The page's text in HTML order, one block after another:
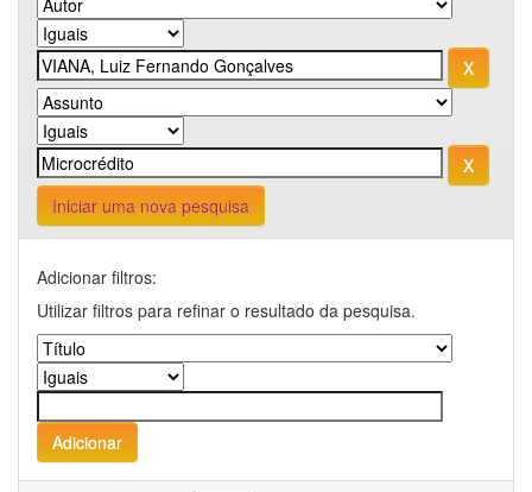
Iniciar uma nova pesquisa
Adicionar filtros:
Utilizar filtros para refinar o resultado da pesquisa.